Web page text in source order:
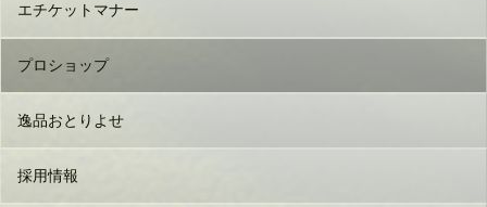
エチケットマナー
プロショップ
逸品おとりよせ
採用情報